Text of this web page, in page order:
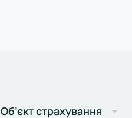
Об’єкт страхування